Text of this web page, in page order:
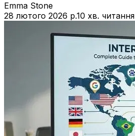
Emma Stone
28 лютого 2026 р.10 хв. читання